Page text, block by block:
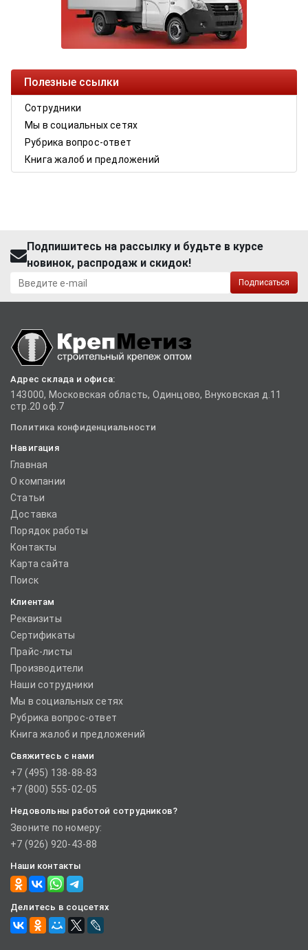
Полезные ссылки
Сотрудники
Мы в социальных сетях
Рубрика вопрос-ответ
Книга жалоб и предложений
Подпишитесь на рассылку и будьте в курсе
новинок, распродаж и скидок!
Подписаться
Адрес склада и офиса:
143000, Московская область, Одинцово, Внуковская д.11
стр.20 оф.7
Политика конфиденциальности
Навигация
Главная
О компании
Статьи
Доставка
Порядок работы
Контакты
Карта сайта
Поиск
Клиентам
Реквизиты
Сертификаты
Прайс-листы
Производители
Наши сотрудники
Мы в социальных сетях
Рубрика вопрос-ответ
Книга жалоб и предложений
Свяжитесь с нами
+7 (495) 138-88-83
+7 (800) 555-02-05
Недовольны работой сотрудников?
Звоните по номеру:
+7 (926) 920-43-88
Наши контакты
Делитесь в соцсетях